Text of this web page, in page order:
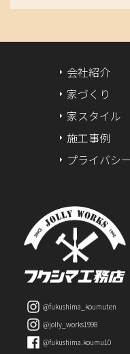
2024年7月
2024年6月
2024年5月
2024年3月
2024年2月
2024年1月
2023年12月
2023年11月
会社紹介
家づくり
家スタイル
施工事例
プライバシ
@fukushima_koumuten
@jolly_works1998
@fukushima.koumu10